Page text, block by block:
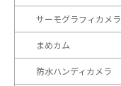
サーモグラフィカメラ
まめカム
防水ハンディカメラ